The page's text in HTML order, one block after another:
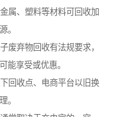
属、塑料等材料可回收加
。
废弃物回收有法规要求，
能享受或优惠。
回收点、电商平台以旧换
。